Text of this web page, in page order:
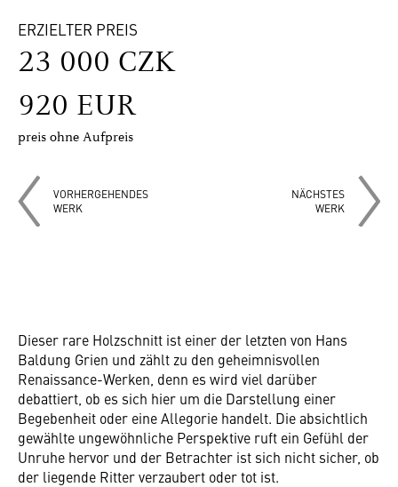
ERZIELTER PREIS
23 000 CZK
920 EUR
preis ohne Aufpreis
VORHERGEHENDES
WERK
NÄCHSTES
WERK
Dieser rare Holzschnitt ist einer der letzten von Hans
Baldung Grien und zählt zu den geheimnisvollen
Renaissance-Werken, denn es wird viel darüber
debattiert, ob es sich hier um die Darstellung einer
Begebenheit oder eine Allegorie handelt. Die absichtlich
gewählte ungewöhnliche Perspektive ruft ein Gefühl der
Unruhe hervor und der Betrachter ist sich nicht sicher, ob
der liegende Ritter verzaubert oder tot ist.